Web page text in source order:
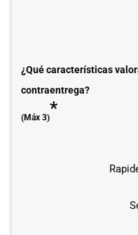
¿Qué características
contraentrega?
(Máx 3)*